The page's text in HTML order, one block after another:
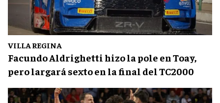
VILLA REGINA
Facundo Aldrighetti hizo la pole en Toay,
pero largará sexto en la final del TC2000